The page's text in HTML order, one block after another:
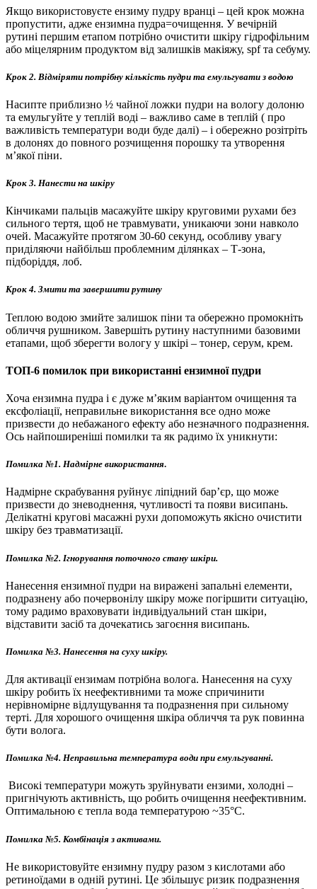
Якщо використовуєте ензиму пудру вранці – цей крок можна
пропустити, адже ензимна пудра=очищення. У вечірній
рутині першим етапом потрібно очистити шкіру гідрофільним
або міцелярним продуктом від залишків макіяжу, spf та себуму.
Крок 2. Відміряти потрібну кількість пудри та емульгувати з водою
Насипте приблизно ½ чайної ложки пудри на вологу долоню
та емульгуйте у теплій воді – важливо саме в теплій ( про
важливість температури води буде далі) – і обережно розітріть
в долонях до повного розчищення порошку та утворення
м’якої піни.
Крок 3. Нанести на шкіру
Кінчиками пальців масажуйте шкіру круговими рухами без
сильного тертя, щоб не травмувати, уникаючи зони навколо
очей. Масажуйте протягом 30-60 секунд, особливу увагу
приділяючи найбільш проблемним ділянках – Т-зона,
підборіддя, лоб.
Крок 4. Змити та завершити рутину
Теплою водою змийте залишок піни та обережно промокніть
обличчя рушником. Завершіть рутину наступними базовими
етапами, щоб зберегти вологу у шкірі – тонер, серум, крем.
ТОП-6 помилок при використанні ензимної пудри
Хоча ензимна пудра і є дуже м’яким варіантом очищення та
ексфоліації, неправильне використання все одно може
призвести до небажаного ефекту або незначного подразнення.
Ось найпоширеніші помилки та як радимо їх уникнути:
Помилка №1. Надмірне використання.
Надмірне скрабування руйнує ліпідний бар’єр, що може
призвести до зневоднення, чутливості та появи висипань.
Делікатні кругові масажні рухи допоможуть якісно очистити
шкіру без травматизації.
Помилка №2. Ігнорування поточного стану шкіри.
Нанесення ензимної пудри на виражені запальні елементи,
подразнену або почервонілу шкіру може погіршити ситуацію,
тому радимо враховувати індивідуальний стан шкіри,
відставити засіб та дочекатись загоєння висипань.
Помилка №3. Нанесення на суху шкіру.
Для активації ензимам потрібна волога. Нанесення на суху
шкіру робить їх неефективними та може спричинити
нерівномірне відлущування та подразнення при сильному
терті. Для хорошого очищення шкіра обличчя та рук повинна
бути волога.
Помилка №4. Неправильна температура води при емульгуванні.
Високі температури можуть зруйнувати ензими, холодні –
пригнічують активність, що робить очищення неефективним.
Оптимальною є тепла вода температурою ~35°C.
Помилка №5. Комбінація з активами.
Не використовуйте ензимну пудру разом з кислотами або
ретиноїдами в одній рутині. Це збільшує ризик подразнення